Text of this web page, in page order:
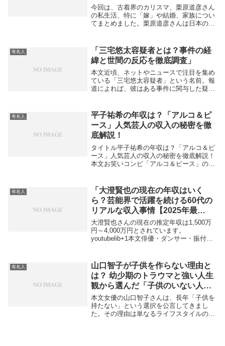
今回は、古着界のカリスマ、栗原道彦さん
の私生活、特に「嫁」や結婚、家族につい
てまとめました。栗原道彦さんは日本のヴ
ートについては多くの謎が残っています
が、現時点でわ...
有名人
「三宅悠太容疑者とは？事件の経
緯と世間の反応を徹底調査」
本文近頃、ネットやニュースで注目を集め
ている「三宅悠太容疑者」という名前。報
道によれば、彼はある事件に関与した疑い
て世間の反応について整理しました。事件
の概要報道に...
有名人
平子祐希の年収は？「アルコ＆ピ
ース」人気芸人の収入の秘密を徹
底解説！
タイトル平子祐希の年収は？「アルコ＆ピ
ース」人気芸人の収入の秘密を徹底解説！
本文お笑いコンビ「アルコ＆ピース」のボ
ラジオ、CM出演で大活躍しており、その
収入は噂され...
有名人
「大澄賢也の現在の年収はいく
ら？芸能界で活躍を続ける60代の
リアルな収入事情【2025年最
新】」
大澄賢也さんの現在の推定年収は1,500万
円～4,000万円とされています。
youtubelib+1本文俳優・ダンサー・振付師
なるのは「現在の年収はいくらなの
か？」...
有名人
山口智子が子供を作らない理由と
は？ 幼少期のトラウマと強い人生
観から選んだ「子供のいない人
生」
本文女優の山口智子さんは、長年「子供を
持たない」という選択を公言してきまし
た。その理由は単なるライフスタイルの好